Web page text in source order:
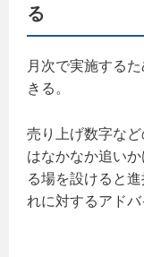
る
月次で実施する
きる。
売り上げ数字な
はなかなか追い
る場を設けると
れに対するアドバ